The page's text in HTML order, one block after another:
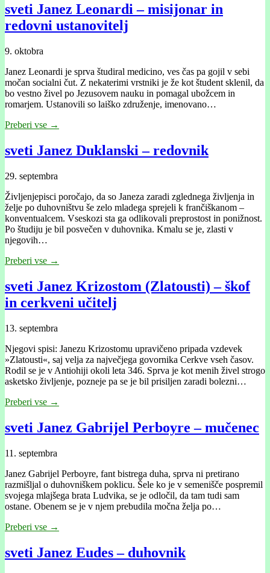
sveti Janez Leonardi – misijonar in
redovni ustanovitelj
9. oktobra
Janez Leonardi je sprva študiral medicino, ves čas pa gojil v sebi
močan socialni čut. Z nekaterimi vrstniki je že kot študent sklenil, da
bo vestno živel po Jezusovem nauku in pomagal ubožcem in
romarjem. Ustanovili so laiško združenje, imenovano…
Preberi vse →
sveti Janez Duklanski – redovnik
29. septembra
Življenjepisci poročajo, da so Janeza zaradi zglednega življenja in
želje po duhovništvu še zelo mladega sprejeli k frančiškanom –
konventualcem. Vseskozi sta ga odlikovali preprostost in ponižnost.
Po študiju je bil posvečen v duhovnika. Kmalu se je, zlasti v
njegovih…
Preberi vse →
sveti Janez Krizostom (Zlatousti) – škof
in cerkveni učitelj
13. septembra
Njegovi spisi: Janezu Krizostomu upravičeno pripada vzdevek
»Zlatousti«, saj velja za največjega govornika Cerkve vseh časov.
Rodil se je v Antiohiji okoli leta 346. Sprva je kot menih živel strogo
asketsko življenje, pozneje pa se je bil prisiljen zaradi bolezni…
Preberi vse →
sveti Janez Gabrijel Perboyre – mučenec
11. septembra
Janez Gabrijel Perboyre, fant bistrega duha, sprva ni pretirano
razmišljal o duhovniškem poklicu. Šele ko je v semenišče pospremil
svojega mlajšega brata Ludvika, se je odločil, da tam tudi sam
ostane. Obenem se je v njem prebudila močna želja po…
Preberi vse →
sveti Janez Eudes – duhovnik